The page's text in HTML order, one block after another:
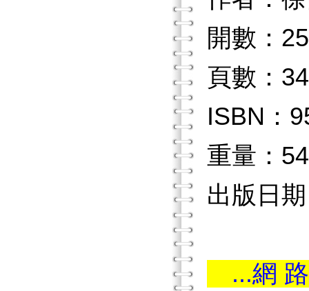
開數：25
頁數：
ISBN：
重量：
出版日
...網